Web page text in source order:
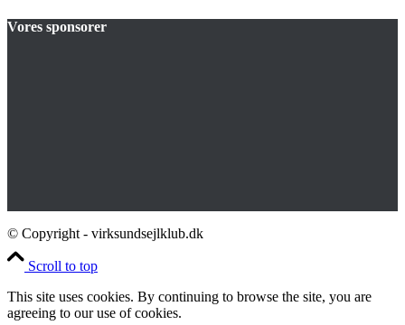
Vores sponsorer
© Copyright - virksundsejlklub.dk
Scroll to top
This site uses cookies. By continuing to browse the site, you are
agreeing to our use of cookies.